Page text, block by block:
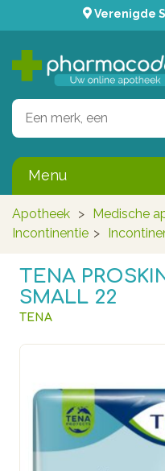
Verenigde
Menu
Apotheek > Medische
Incontinentie >
TENA
SMALL 22
TENA